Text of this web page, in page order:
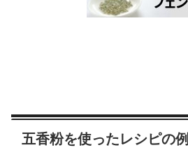
五香粉を使ったレシピの例